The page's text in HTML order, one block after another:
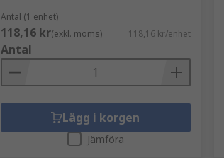
Antal (1 enhet)
118,16 kr(exkl. moms) 118,16 kr/enhet
Antal
Lägg i korgen
Jämföra